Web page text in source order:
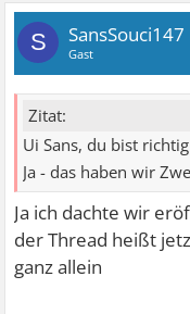
S SansSouci147
Gast
Zitat:
Ui Sans, du bist
Ja - das haben wir
Ja ich dachte wir
der Thread heißt
ganz allein